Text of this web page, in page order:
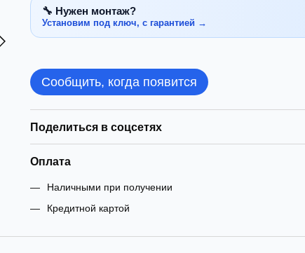
🔧 Нужен монтаж?
Установим под ключ, с гарантией →
Сообщить, когда появится
Поделиться в соцсетях
Оплата
Наличными при получении
Кредитной картой